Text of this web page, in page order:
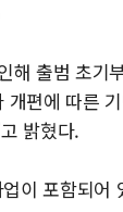
해 출범 초기
편에 따른
밝혔다.
이 포함되어